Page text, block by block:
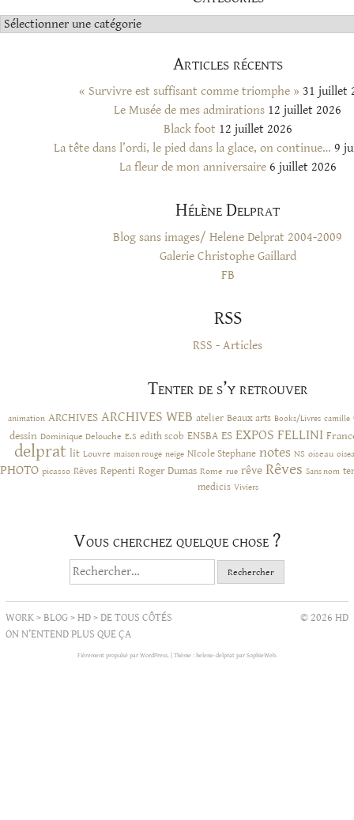
Catégories
Articles récents
« Survivre est suffisant comme triomphe » 31 juillet
Le Musée de mes admirations 12 juillet 2026
Black foot 12 juillet 2026
La tête dans l’ordi, le pied dans la glace, on continue… 9
La fleur de mon anniversaire 6 juillet 2026
Hélène Delprat
Blog sans images/ Helene Delprat 2004-2009
Galerie Christophe Gaillard
FB
RSS
RSS - Articles
Tenter de s’y retrouver
animation ARCHIVES ARCHIVES WEB atelier Beaux arts Books/Livres camille
dessin Dominique Delouche E.S edith scob ENSBA ES EXPOS FELLINI
delprat lit Louvre maison rouge neige NIcole Stephane notes NS oiseau
PHOTO picasso Rêves Repenti Roger Dumas Rome rue rêve Rêves Sans nom
medicis Viviers
Vous cherchez quelque chose ?
Rechercher :
WORK>BLOG>HD>DE TOUS CÔTÉS
ON N’ENTEND PLUS QUE ÇA
© 2026 HD
Fièrement propulsé par WordPress. Thème : helene-delprat par SophieWeb.